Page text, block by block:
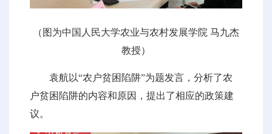
（图为中国人民大学农业与农村发展学院 马九杰
教授）
袁航以“农户贫困陷阱”为题发言，分析了农
户贫困陷阱的内容和原因，提出了相应的政策建
议。